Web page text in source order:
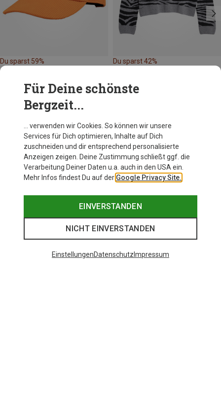
Du sparst 59% Du sparst 42%
Andere Kunden kauften auch
Für Deine schönste
Bergzeit...
… verwenden wir Cookies. So können wir unsere
Services für Dich optimieren, Inhalte auf Dich
zuschneiden und dir entsprechend personalisierte
Anzeigen zeigen. Deine Zustimmung schließt ggf. die
Verarbeitung Deiner Daten u.a. auch in den USA ein.
Mehr Infos findest Du auf der Google Privacy Site.
EINVERSTANDEN
NICHT EINVERSTANDEN
EinstellungenDatenschutz Impressum